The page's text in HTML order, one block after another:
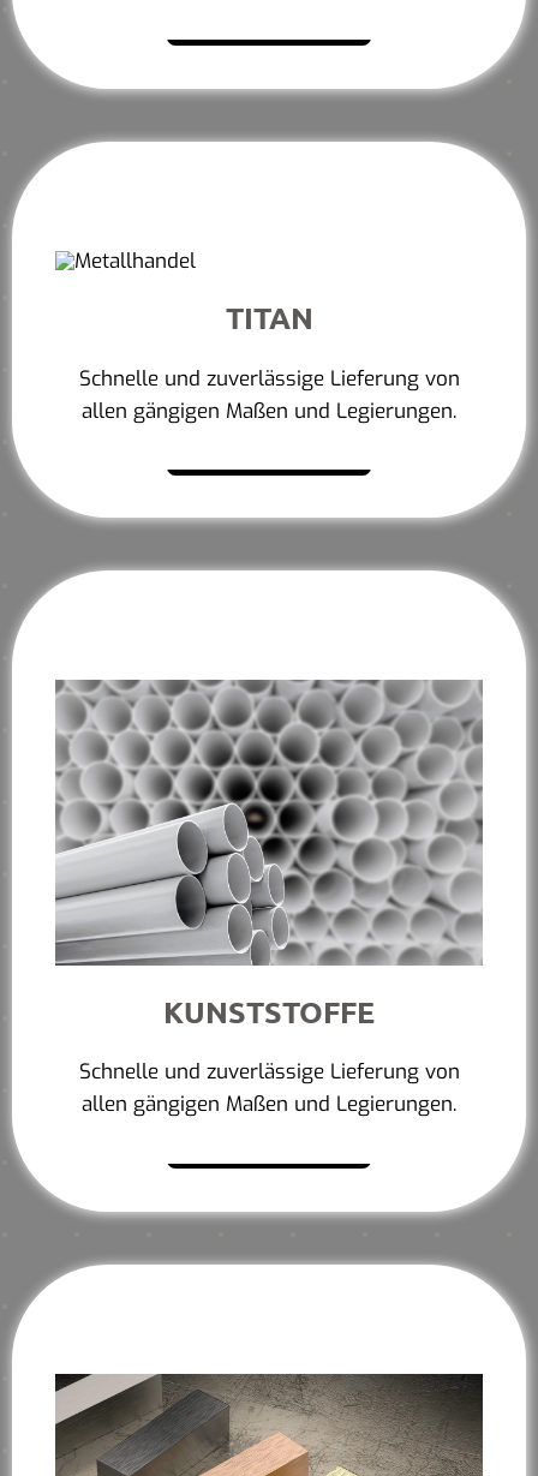
TITAN
Schnelle und zuverlässige Lieferung von
allen gängigen Maßen und Legierungen.
KUNSTSTOFFE
Schnelle und zuverlässige Lieferung von
allen gängigen Maßen und Legierungen.